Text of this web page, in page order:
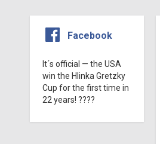
Facebook
It´s official — the USA
win the Hlinka Gretzky
Cup for the first time in
22 years! ????